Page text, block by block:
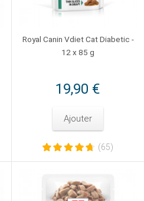
Royal Canin Vdiet Cat Diabetic -
12 x 85 g
19,90 €
Ajouter
(65)